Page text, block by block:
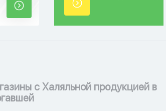
с Халяльной продукцией в